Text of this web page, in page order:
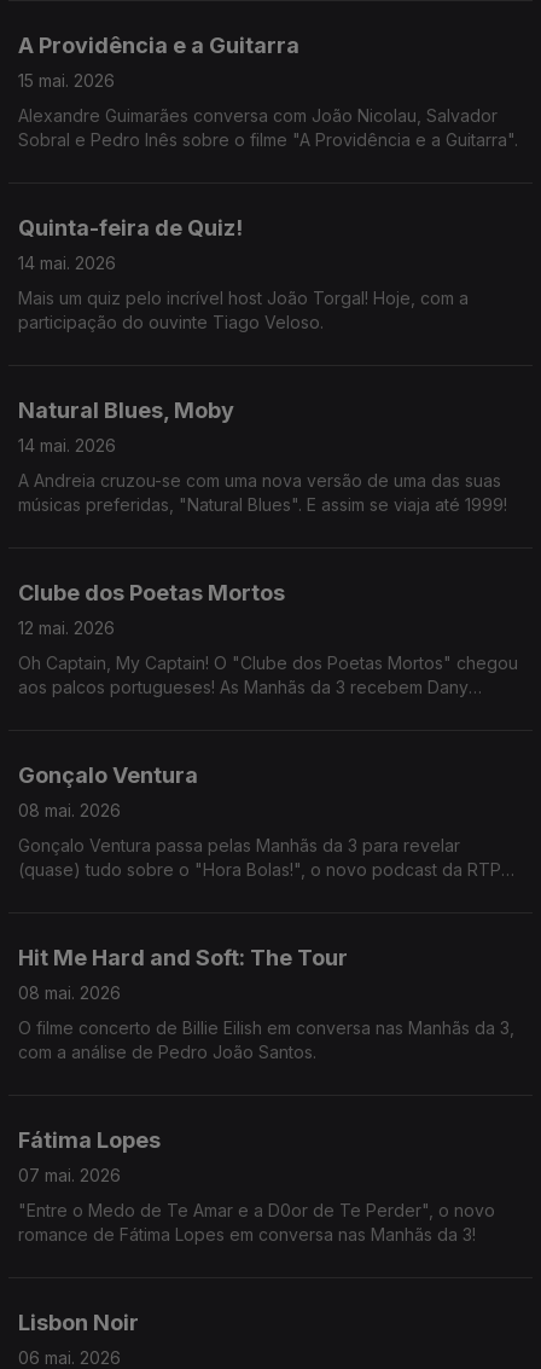
A Providência e a Guitarra
15 mai. 2026
Alexandre Guimarães conversa com João Nicolau, Salvador
Sobral e Pedro Inês sobre o filme "A Providência e a Guitarra".
Quinta-feira de Quiz!
14 mai. 2026
Mais um quiz pelo incrível host João Torgal! Hoje, com a
participação do ouvinte Tiago Veloso.
Natural Blues, Moby
14 mai. 2026
A Andreia cruzou-se com uma nova versão de uma das suas
músicas preferidas, "Natural Blues". E assim se viaja até 1999!
Clube dos Poetas Mortos
12 mai. 2026
Oh Captain, My Captain! O "Clube dos Poetas Mortos" chegou
aos palcos portugueses! As Manhãs da 3 recebem Dany
Gonçalo Ventura
08 mai. 2026
Gonçalo Ventura passa pelas Manhãs da 3 para revelar
(quase) tudo sobre o "Hora Bolas!", o novo podcast da RTP
Hit Me Hard and Soft: The Tour
08 mai. 2026
O filme concerto de Billie Eilish em conversa nas Manhãs da 3,
com a análise de Pedro João Santos.
Fátima Lopes
07 mai. 2026
"Entre o Medo de Te Amar e a D0or de Te Perder", o novo
romance de Fátima Lopes em conversa nas Manhãs da 3!
Lisbon Noir
06 mai. 2026